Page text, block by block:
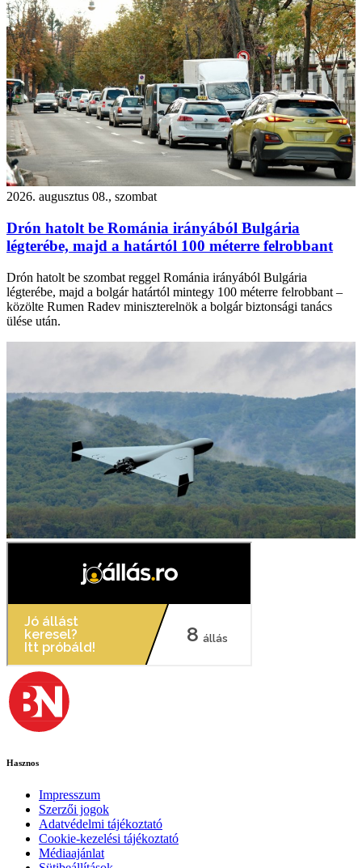
2026. augusztus 08., szombat
Drón hatolt be Románia irányából Bulgária
légterébe, majd a határtól 100 méterre felrobbant
Drón hatolt be szombat reggel Románia irányából Bulgária
légterébe, majd a bolgár határtól mintegy 100 méterre felrobbant –
közölte Rumen Radev miniszterelnök a bolgár biztonsági tanács
ülése után.
Hasznos
Impresszum
Szerzői jogok
Adatvédelmi tájékoztató
Cookie-kezelési tájékoztató
Médiaajánlat